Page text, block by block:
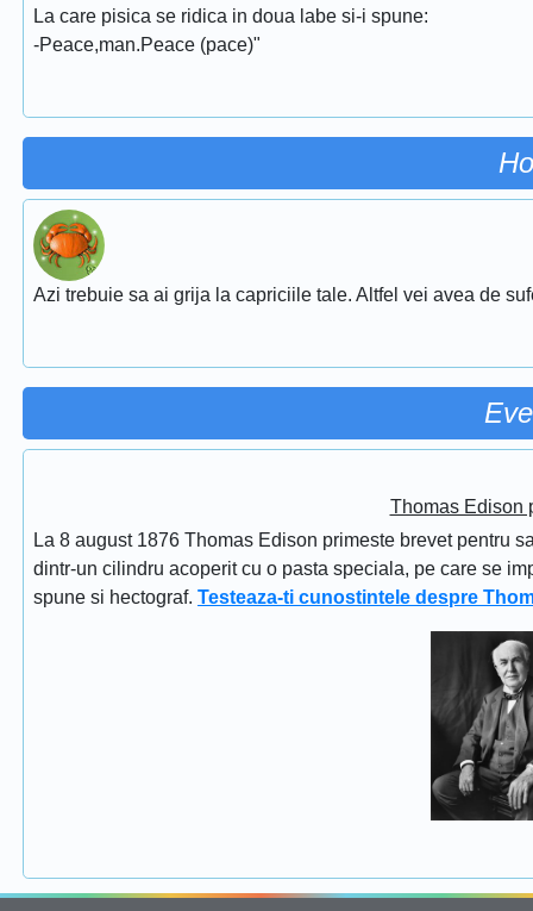
La care pisica se ridica in doua labe si-i spune:
-Peace,man.Peace (pace)"
Azi trebuie sa ai grija la capriciile tale. Altfel vei avea de
Thomas Edison
La 8 august 1876 Thomas Edison primeste brevet pentru
dintr-un cilindru acoperit cu o pasta speciala, pe care se
spune si hectograf. Testeaza-ti cunostintele despre